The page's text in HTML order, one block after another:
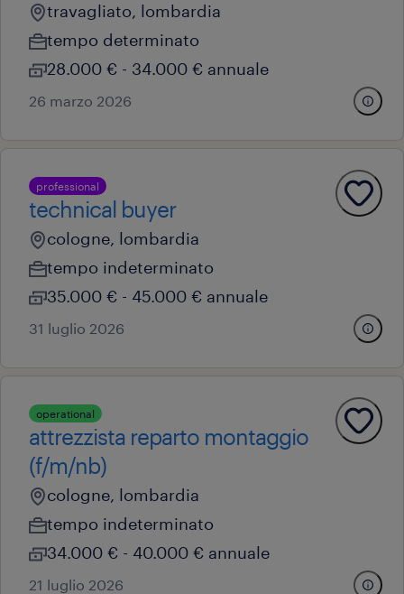
travagliato, lombardia
tempo determinato
28.000 € - 34.000 € annuale
26 marzo 2026
professional
technical buyer
cologne, lombardia
tempo indeterminato
35.000 € - 45.000 € annuale
31 luglio 2026
operational
attrezzista reparto montaggio
(f/m/nb)
cologne, lombardia
tempo indeterminato
34.000 € - 40.000 € annuale
21 luglio 2026